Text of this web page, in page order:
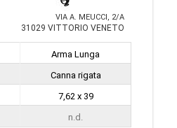
VIA A. MEUCCI, 2/A
31029 VITTORIO VENETO
Arma Lunga
Canna rigata
7,62 x 39
n.d.